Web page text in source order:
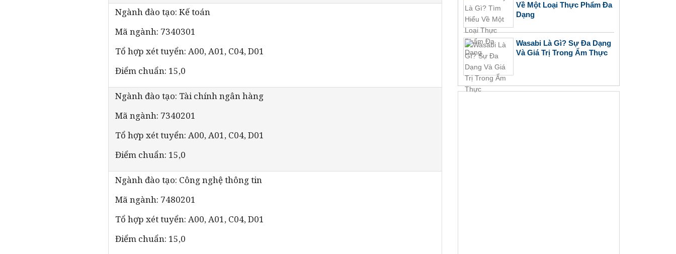
Ngành đào tạo: Kế toán
Mã ngành: 7340301
Tổ hợp xét tuyển: A00, A01, C04, D01
Điểm chuẩn: 15,0
Ngành đào tạo: Tài chính ngân hàng
Mã ngành: 7340201
Tổ hợp xét tuyển: A00, A01, C04, D01
Điểm chuẩn: 15,0
Ngành đào tạo: Công nghệ thông tin
Mã ngành: 7480201
Tổ hợp xét tuyển: A00, A01, C04, D01
Điểm chuẩn: 15,0
Về Một Loại Thực Phẩm Đa
Dạng
Wasabi Là Gì? Sự Đa Dạng
Và Giá Trị Trong Ẩm Thực